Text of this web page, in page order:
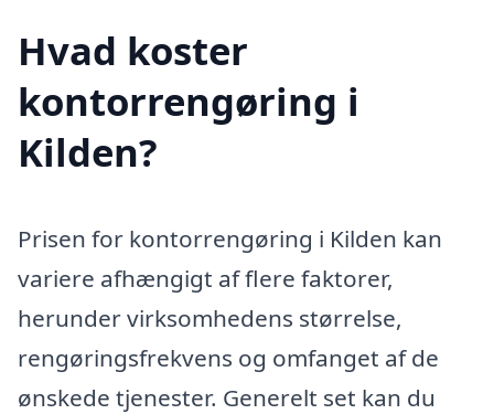
Hvad koster
kontorrengøring i
Kilden?
Prisen for kontorrengøring i Kilden kan
variere afhængigt af flere faktorer,
herunder virksomhedens størrelse,
rengøringsfrekvens og omfanget af de
ønskede tjenester. Generelt set kan du